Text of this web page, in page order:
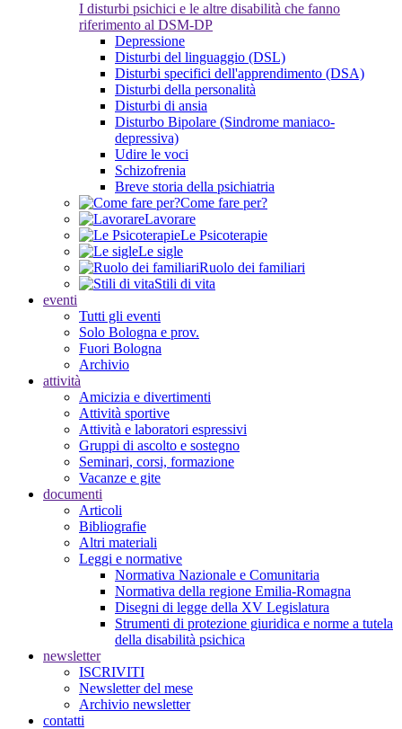
I disturbi psichici e le altre disabilità che fanno
riferimento al DSM-DP
Depressione
Disturbi del linguaggio (DSL)
Disturbi specifici dell'apprendimento (DSA)
Disturbi della personalità
Disturbi di ansia
Disturbo Bipolare (Sindrome maniaco-
depressiva)
Udire le voci
Schizofrenia
Breve storia della psichiatria
Come fare per?
Lavorare
Le Psicoterapie
Le sigle
Ruolo dei familiari
Stili di vita
eventi
Tutti gli eventi
Solo Bologna e prov.
Fuori Bologna
Archivio
attività
Amicizia e divertimenti
Attività sportive
Attività e laboratori espressivi
Gruppi di ascolto e sostegno
Seminari, corsi, formazione
Vacanze e gite
documenti
Articoli
Bibliografie
Altri materiali
Leggi e normative
Normativa Nazionale e Comunitaria
Normativa della regione Emilia-Romagna
Disegni di legge della XV Legislatura
Strumenti di protezione giuridica e norme a tutela
della disabilità psichica
newsletter
ISCRIVITI
Newsletter del mese
Archivio newsletter
contatti